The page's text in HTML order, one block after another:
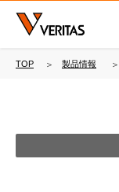
TOP 製品情報